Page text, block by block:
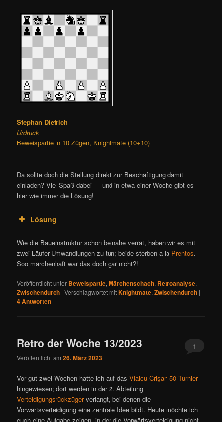
Stephan Dietrich
Urdruck
Beweispartie in 10 Zügen, Knightmate (10+10)
Da sollte doch die Stellung direkt zur Beschäftigung damit
einladen? Viel Spaß dabei — und in etwa einer Woche gibt es
hier wie immer die Lösung!
Lösung
Wie die Bauernstruktur schon beinahe verrät, haben wir es mit
zwei Läufer-Umwandlungen zu tun; beide sterben a la Prentos.
Soo märchenhaft war das doch gar nicht?!
Veröffentlicht unter Beweispartie,Märchenschach, Retroanalyse,
Zwischendurch |Verschlagwortet mitKnightmate,Zwischendurch |
4Antworten
Retro der Woche 13/2023
Veröffentlicht am26. März 2023
1
Vor gut zwei Wochen hatte ich auf dasVlaicu Crişan 50 Turnier
hingewiesen; dort werden in der 2. Abteilung
Verteidigungsrückzügerverlangt, bei denen die
Vorwärtsverteidigung eine zentrale Idee bildt. Heute möchte ich
euch eine Aufgabe zeigen, in der die Vorwärtsverteidigung nicht